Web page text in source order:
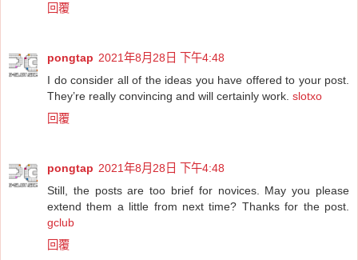
回覆
pongtap 2021年8月28日 下午4:48
I do consider all of the ideas you have offered to your post.
They’re really convincing and will certainly work. slotxo
回覆
pongtap 2021年8月28日 下午4:48
Still, the posts are too brief for novices. May you please
extend them a little from next time? Thanks for the post.
gclub
回覆